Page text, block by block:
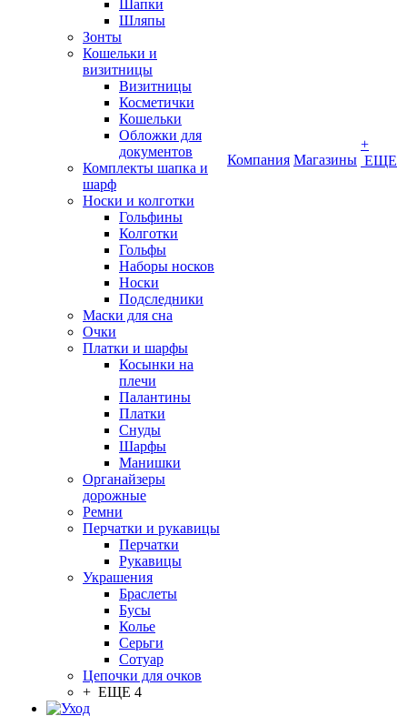
Шапки
Шляпы
Зонты
Кошельки и
визитницы
Визитницы
Косметички
Кошельки
Обложки для
документов
Комплекты шапка и
шарф
Носки и колготки
Гольфины
Колготки
Гольфы
Наборы носков
Носки
Подследники
Маски для сна
Очки
Платки и шарфы
Косынки на
плечи
Палантины
Платки
Снуды
Шарфы
Манишки
Органайзеры
дорожные
Ремни
Перчатки и рукавицы
Перчатки
Рукавицы
Украшения
Браслеты
Бусы
Колье
Серьги
Сотуар
Цепочки для очков
+ ЕЩЕ 4
Компания Магазины
+
ЕЩЕ